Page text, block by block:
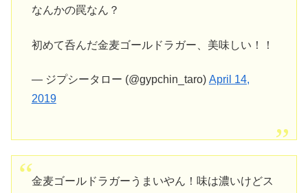
なんかの罠なん？
初めて呑んだ金麦ゴールドラガー、美味しい！！
— ジプシータロー (@gypchin_taro) April 14,
2019
金麦ゴールドラガーうまいやん！味は濃いけどス